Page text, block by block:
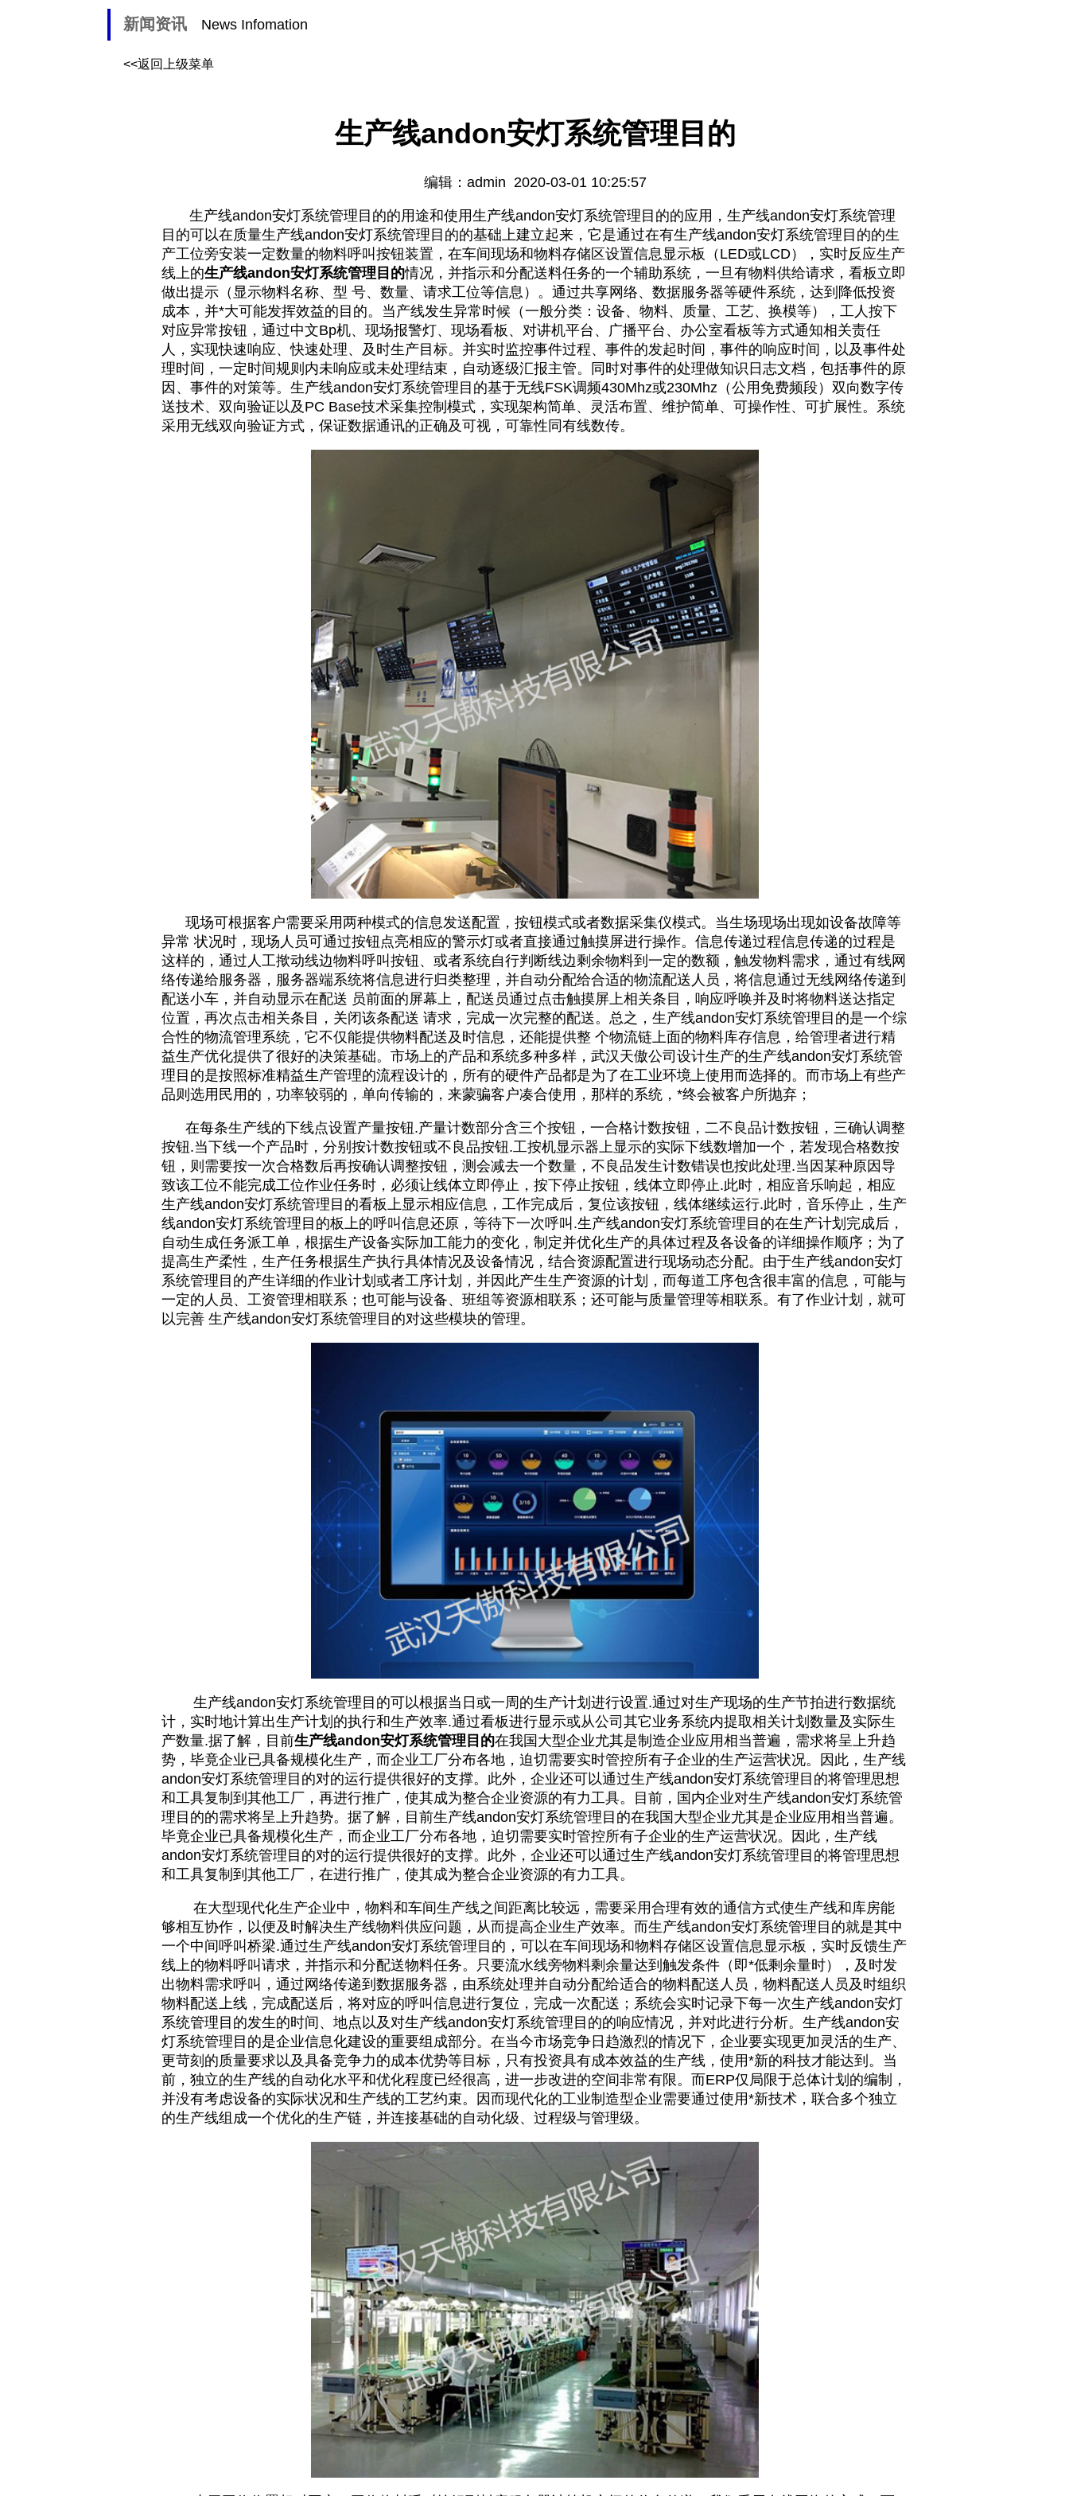
新闻资讯 News Infomation
<<返回上级菜单
生产线andon安灯系统管理目的
编辑：admin 2020-03-01 10:25:57
生产线andon安灯系统管理目的的用途和使用生产线andon安灯系统管理目的的应用，生产线andon安灯系统管理
目的可以在质量生产线andon安灯系统管理目的的基础上建立起来，它是通过在有生产线andon安灯系统管理目的的生
产工位旁安装一定数量的物料呼叫按钮装置，在车间现场和物料存储区设置信息显示板（LED或LCD），实时反应生产
线上的生产线andon安灯系统管理目的情况，并指示和分配送料任务的一个辅助系统，一旦有物料供给请求，看板立即
做出提示（显示物料名称、型 号、数量、请求工位等信息）。通过共享网络、数据服务器等硬件系统，达到降低投资
成本，并*大可能发挥效益的目的。当产线发生异常时候（一般分类：设备、物料、质量、工艺、换模等），工人按下
对应异常按钮，通过中文Bp机、现场报警灯、现场看板、对讲机平台、广播平台、办公室看板等方式通知相关责任
人，实现快速响应、快速处理、及时生产目标。并实时监控事件过程、事件的发起时间，事件的响应时间，以及事件处
理时间，一定时间规则内未响应或未处理结束，自动逐级汇报主管。同时对事件的处理做知识日志文档，包括事件的原
因、事件的对策等。生产线andon安灯系统管理目的基于无线FSK调频430Mhz或230Mhz（公用免费频段）双向数字传
送技术、双向验证以及PC Base技术采集控制模式，实现架构简单、灵活布置、维护简单、可操作性、可扩展性。系统
采用无线双向验证方式，保证数据通讯的正确及可视，可靠性同有线数传。
现场可根据客户需要采用两种模式的信息发送配置，按钮模式或者数据采集仪模式。当生场现场出现如设备故障等
异常 状况时，现场人员可通过按钮点亮相应的警示灯或者直接通过触摸屏进行操作。信息传递过程信息传递的过程是
这样的，通过人工揿动线边物料呼叫按钮、或者系统自行判断线边剩余物料到一定的数额，触发物料需求，通过有线网
络传递给服务器，服务器端系统将信息进行归类整理，并自动分配给合适的物流配送人员，将信息通过无线网络传递到
配送小车，并自动显示在配送 员前面的屏幕上，配送员通过点击触摸屏上相关条目，响应呼唤并及时将物料送达指定
位置，再次点击相关条目，关闭该条配送 请求，完成一次完整的配送。总之，生产线andon安灯系统管理目的是一个综
合性的物流管理系统，它不仅能提供物料配送及时信息，还能提供整 个物流链上面的物料库存信息，给管理者进行精
益生产优化提供了很好的决策基础。市场上的产品和系统多种多样，武汉天傲公司设计生产的生产线andon安灯系统管
理目的是按照标准精益生产管理的流程设计的，所有的硬件产品都是为了在工业环境上使用而选择的。而市场上有些产
品则选用民用的，功率较弱的，单向传输的，来蒙骗客户凑合使用，那样的系统，*终会被客户所抛弃；
在每条生产线的下线点设置产量按钮.产量计数部分含三个按钮，一合格计数按钮，二不良品计数按钮，三确认调整
按钮.当下线一个产品时，分别按计数按钮或不良品按钮.工按机显示器上显示的实际下线数增加一个，若发现合格数按
钮，则需要按一次合格数后再按确认调整按钮，测会减去一个数量，不良品发生计数错误也按此处理.当因某种原因导
致该工位不能完成工位作业任务时，必须让线体立即停止，按下停止按钮，线体立即停止.此时，相应音乐响起，相应
生产线andon安灯系统管理目的看板上显示相应信息，工作完成后，复位该按钮，线体继续运行.此时，音乐停止，生产
线andon安灯系统管理目的板上的呼叫信息还原，等待下一次呼叫.生产线andon安灯系统管理目的在生产计划完成后，
自动生成任务派工单，根据生产设备实际加工能力的变化，制定并优化生产的具体过程及各设备的详细操作顺序；为了
提高生产柔性，生产任务根据生产执行具体情况及设备情况，结合资源配置进行现场动态分配。由于生产线andon安灯
系统管理目的产生详细的作业计划或者工序计划，并因此产生生产资源的计划，而每道工序包含很丰富的信息，可能与
一定的人员、工资管理相联系；也可能与设备、班组等资源相联系；还可能与质量管理等相联系。有了作业计划，就可
以完善 生产线andon安灯系统管理目的对这些模块的管理。
生产线andon安灯系统管理目的可以根据当日或一周的生产计划进行设置.通过对生产现场的生产节拍进行数据统
计，实时地计算出生产计划的执行和生产效率.通过看板进行显示或从公司其它业务系统内提取相关计划数量及实际生
产数量.据了解，目前生产线andon安灯系统管理目的在我国大型企业尤其是制造企业应用相当普遍，需求将呈上升趋
势，毕竟企业已具备规模化生产，而企业工厂分布各地，迫切需要实时管控所有子企业的生产运营状况。因此，生产线
andon安灯系统管理目的对的运行提供很好的支撑。此外，企业还可以通过生产线andon安灯系统管理目的将管理思想
和工具复制到其他工厂，再进行推广，使其成为整合企业资源的有力工具。目前，国内企业对生产线andon安灯系统管
理目的的需求将呈上升趋势。据了解，目前生产线andon安灯系统管理目的在我国大型企业尤其是企业应用相当普遍。
毕竟企业已具备规模化生产，而企业工厂分布各地，迫切需要实时管控所有子企业的生产运营状况。因此，生产线
andon安灯系统管理目的对的运行提供很好的支撑。此外，企业还可以通过生产线andon安灯系统管理目的将管理思想
和工具复制到其他工厂，在进行推广，使其成为整合企业资源的有力工具。
在大型现代化生产企业中，物料和车间生产线之间距离比较远，需要采用合理有效的通信方式使生产线和库房能
够相互协作，以便及时解决生产线物料供应问题，从而提高企业生产效率。而生产线andon安灯系统管理目的就是其中
一个中间呼叫桥梁.通过生产线andon安灯系统管理目的，可以在车间现场和物料存储区设置信息显示板，实时反馈生产
线上的物料呼叫请求，并指示和分配送物料任务。只要流水线旁物料剩余量达到触发条件（即*低剩余量时），及时发
出物料需求呼叫，通过网络传递到数据服务器，由系统处理并自动分配给适合的物料配送人员，物料配送人员及时组织
物料配送上线，完成配送后，将对应的呼叫信息进行复位，完成一次配送；系统会实时记录下每一次生产线andon安灯
系统管理目的发生的时间、地点以及对生产线andon安灯系统管理目的的响应情况，并对此进行分析。生产线andon安
灯系统管理目的是企业信息化建设的重要组成部分。在当今市场竞争日趋激烈的情况下，企业要实现更加灵活的生产、
更苛刻的质量要求以及具备竞争力的成本优势等目标，只有投资具有成本效益的生产线，使用*新的科技才能达到。当
前，独立的生产线的自动化水平和优化程度已经很高，进一步改进的空间非常有限。而ERP仅局限于总体计划的编制，
并没有考虑设备的实际状况和生产线的工艺约束。因而现代化的工业制造型企业需要通过使用*新技术，联合多个独立
的生产线组成一个优化的生产链，并连接基础的自动化级、过程级与管理级。